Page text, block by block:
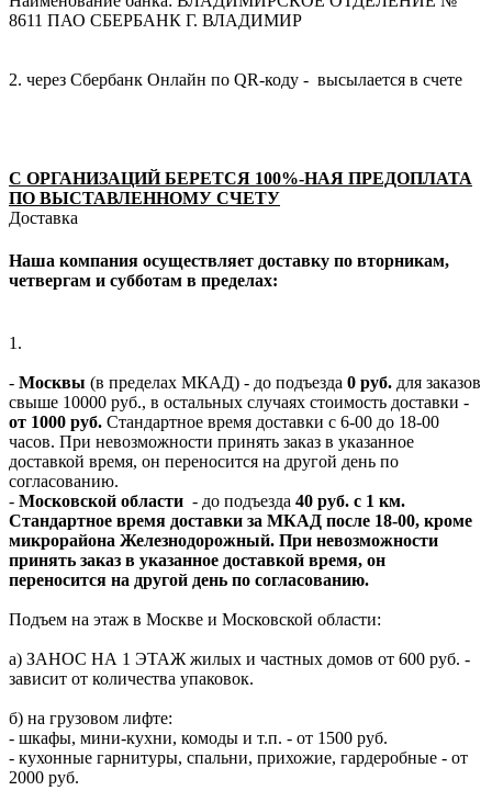
8611 ПАО СБЕРБАНК Г. ВЛАДИМИР
2. через Сбербанк Онлайн по QR-коду - высылается в счете
С ОРГАНИЗАЦИЙ БЕРЕТСЯ 100%-НАЯ ПРЕДОПЛАТА
ПО ВЫСТАВЛЕННОМУ СЧЕТУ
Доставка
Наша компания осуществляет доставку по вторникам,
четвергам и субботам в пределах:
1.
- Москвы (в пределах МКАД) - до подъезда 0 руб. для заказов
свыше 10000 руб., в остальных случаях стоимость доставки -
от 1000 руб. Стандартное время доставки с 6-00 до 18-00
часов. При невозможности принять заказ в указанное
доставкой время, он переносится на другой день по
согласованию.
- Московской области - до подъезда 40 руб. с 1 км.
Стандартное время доставки за МКАД после 18-00, кроме
микрорайона Железнодорожный. При невозможности
принять заказ в указанное доставкой время, он
переносится на другой день по согласованию.
Подъем на этаж в Москве и Московской области:
а) ЗАНОС НА 1 ЭТАЖ жилых и частных домов от 600 руб. -
зависит от количества упаковок.
б) на грузовом лифте:
- шкафы, мини-кухни, комоды и т.п. - от 1500 руб.
- кухонные гарнитуры, спальни, прихожие, гардеробные - от
2000 руб.